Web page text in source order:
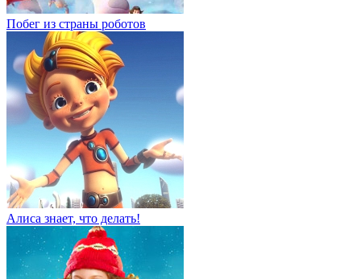
Побег из страны роботов
Алиса знает, что делать!